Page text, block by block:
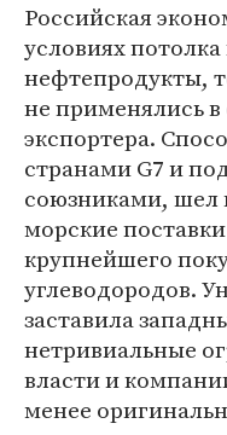
Российская
условиях
нефтепродукты,
не применялись
экспортера.
странами G7 и
союзниками, шел
морские
крупнейшего
углеводородов.
заставила
нетривиальные
власти и
менее